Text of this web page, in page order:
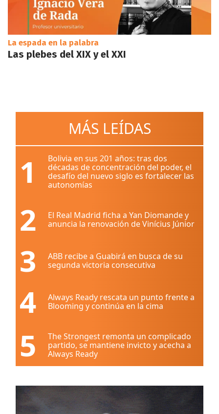
La espada en la palabra
Las plebes del XIX y el XXI
MÁS LEÍDAS
1
Bolivia en sus 201 años: tras dos
décadas de concentración del poder, el
desafío del nuevo siglo es fortalecer las
autonomías
2
El Real Madrid ficha a Yan Diomande y
anuncia la renovación de Vinícius Júnior
3
ABB recibe a Guabirá en busca de su
segunda victoria consecutiva
4
Always Ready rescata un punto frente a
Blooming y continúa en la cima
5
The Strongest remonta un complicado
partido, se mantiene invicto y acecha a
Always Ready